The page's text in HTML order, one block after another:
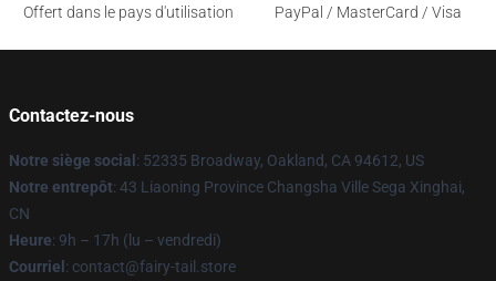
Offert dans le pays d'utilisation
PayPal / MasterCard / Visa
Contactez-nous
Notre siège social : 52335 Broadway, Oakland, CA 94612, US
Notre entrepôt: 43 Liaoning Province Changsha Ville Sega Xinghai,
CN
Heure: 9h – 17h (lu – vendredi)
Courriel : contact@fairy-tail.store